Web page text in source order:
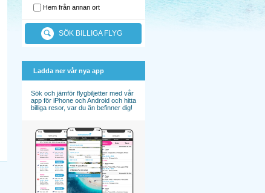
Hem från annan ort
SÖK BILLIGA FLYG
Ladda ner vår nya app
Sök och jämför flygbiljetter med vår
app för iPhone och Android och hitta
billiga resor, var du än befinner dig!